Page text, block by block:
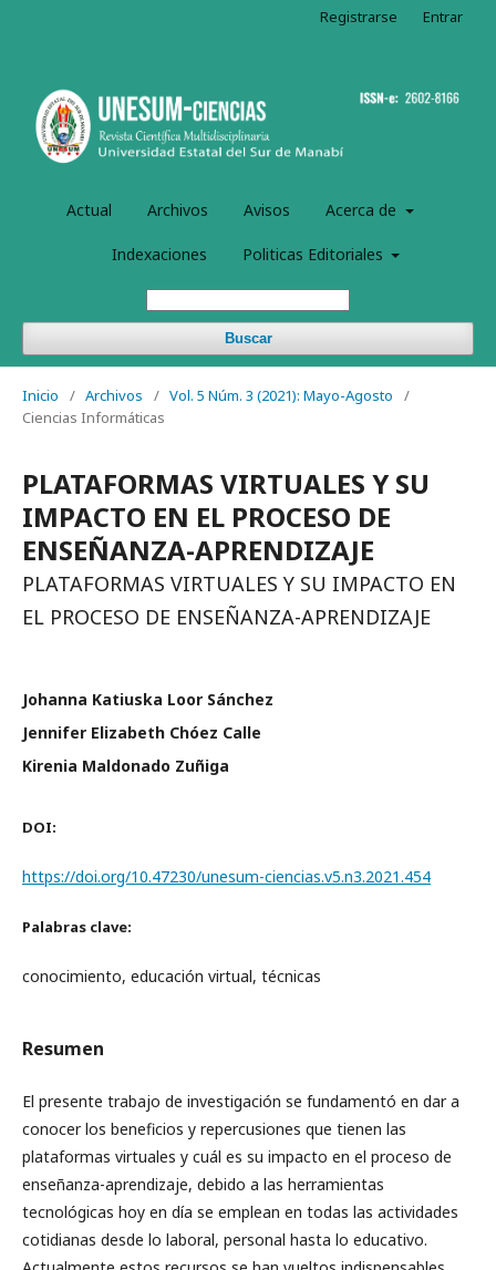
Actual Archivos Avisos Acerca de
Indexaciones Politicas Editoriales
Buscar
Registrarse Entrar
Inicio / Archivos / Vol. 5 Núm. 3 (2021): Mayo-Agosto
/
Ciencias Informáticas
PLATAFORMAS VIRTUALES Y SU
IMPACTO EN EL PROCESO DE
ENSEÑANZA-APRENDIZAJE
PLATAFORMAS VIRTUALES Y SU IMPACTO EN
EL PROCESO DE ENSEÑANZA-APRENDIZAJE
Johanna Katiuska Loor Sánchez
Jennifer Elizabeth Chóez Calle
Kirenia Maldonado Zuñiga
DOI:
https://doi.org/10.47230/unesum-ciencias.v5.n3.2021.454
Palabras clave:
conocimiento, educación virtual, técnicas
Resumen
El presente trabajo de investigación se fundamentó en dar a
conocer los beneficios y repercusiones que tienen las
plataformas virtuales y cuál es su impacto en el proceso de
enseñanza-aprendizaje, debido a las herramientas
tecnológicas hoy en día se emplean en todas las actividades
cotidianas desde lo laboral, personal hasta lo educativo.